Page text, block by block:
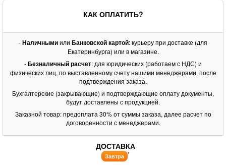
КАК ОПЛАТИТЬ?
-Наличнымиили Банковской картой: курьеру при доставке (для
Екатеринбурга) или в магазине.
-Безналичный расчет: для юридических (работаем с НДС) и
физических лиц, по выставленному счету нашими менеджерами, после
подтверждения заказа.
Бухгалтерские (закрывающие) и подтверждающие оплату документы,
будут доставлены с продукцией.
Заказной товар: предоплата 30% от суммы заказа, далее расчет по
договоренности с менеджерами.
ДОСТАВКА
Завтра *